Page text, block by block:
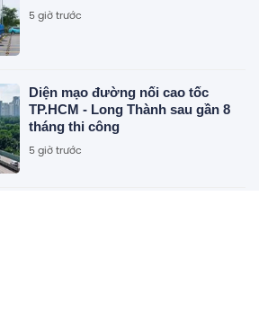
5 giờ trước
Diện mạo đường nối cao tốc
TP.HCM - Long Thành sau gần 8
tháng thi công
5 giờ trước